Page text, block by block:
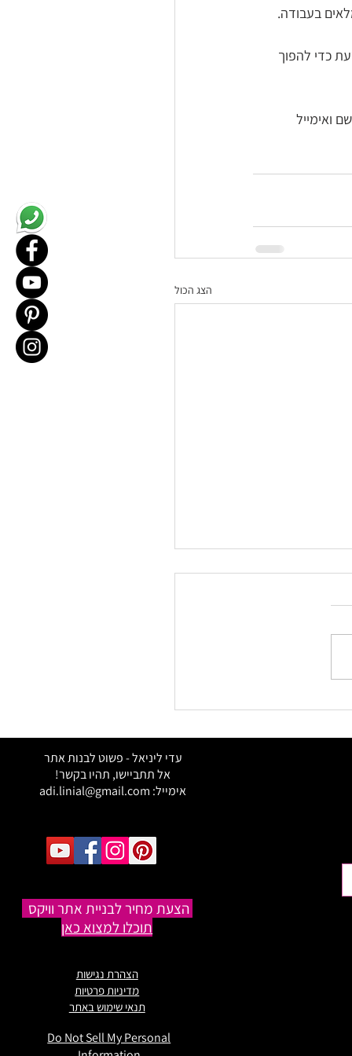
בעבודה.
כדי להפוך
ואימייל
הצג הכול
עדי ליניאל - פשוט לבנות אתר
אל תתביישו, תהיו בקשר!
אימייל: adi.linial@gmail.com
הצעת מחיר לבניית אתר וויקס
תוכלו למצוא כאן
הצהרת נגישות
מדיניות פרטיות
תנאי שימוש באתר
Do Not Sell My Personal